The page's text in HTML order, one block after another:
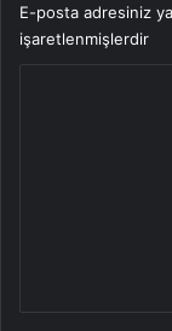
E-posta adresiniz
işaretlenmişlerdir